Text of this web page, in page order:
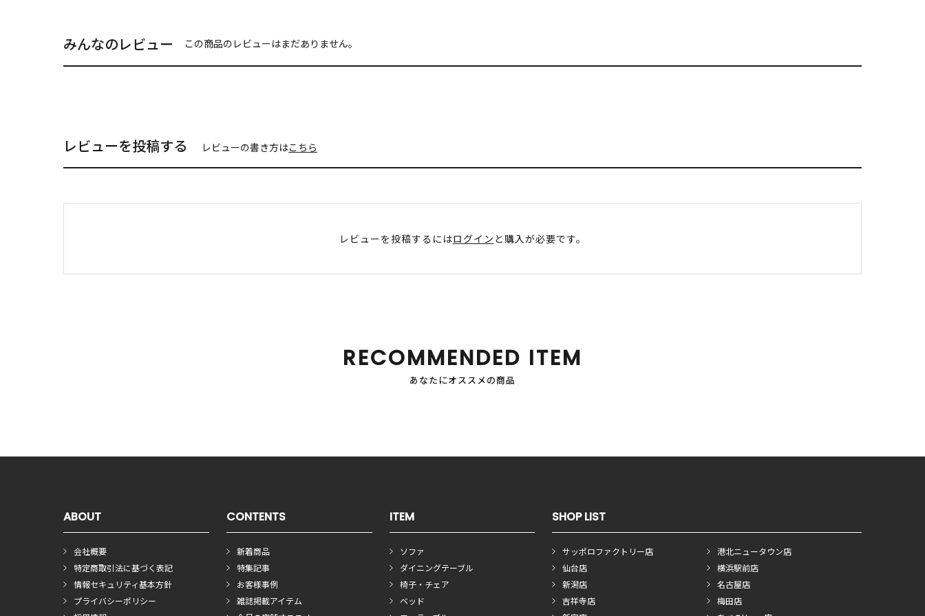
みんなのレビュー この商品のレビューはまだありません。
レビューを投稿する レビューの書き方はこちら
レビューを投稿するにはログイン と購入が必要です。
RECOMMENDED ITEM
あなたにオススメの商品
ABOUT
会社概要
特定商取引法に基づく表記
情報セキュリティ基本方針
プライバシーポリシー
CONTENTS
新着商品
特集記事
お客様事例
雑誌掲載アイテム
ITEM
ソファ
ダイニングテーブル
椅子・チェア
ベッド
SHOP LIST
サッポロファクトリー店
仙台店
新潟店
吉祥寺店
港北ニュータウン店
横浜駅前店
名古屋店
梅田店